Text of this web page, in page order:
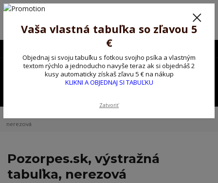
Poprosíme ctených zákazníkov o trpezlivosť, v tomto období máme
Preto sme Vám pripravili malý darček ako ospravedlnenie.
!!! ZĽAVA 5€ na PRVÚ objednávku nad 30€ s kódom pozorpes5 !!!
0,00 EUR
nerezová
Pozorpes.sk, výstražná
tabuľka, nerezová
Vaša vlastná tabuľka so zľavou 5
€
Objednaj si svoju tabuľku s fotkou svojho psíka a vlastným
textom rýchlo a jednoducho navyše teraz ak si objednáš 2
kusy automaticky získaš zľavu 5 € na nákup
KLIKNI A OBJEDNAJ SI TABUĽKU
Zatvoriť